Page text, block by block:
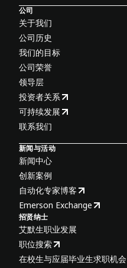
公司
关于我们
公司历史
我们的目标
公司荣誉
领导层
投资者关系
可持续发展
联系我们
新闻与活动
新闻中心
创新案例
自动化专家博客
Emerson Exchange
招贤纳士
艾默生职业发展
职位搜索
在校生与应届毕业生求职机会